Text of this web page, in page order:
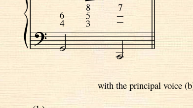
with the principal voice